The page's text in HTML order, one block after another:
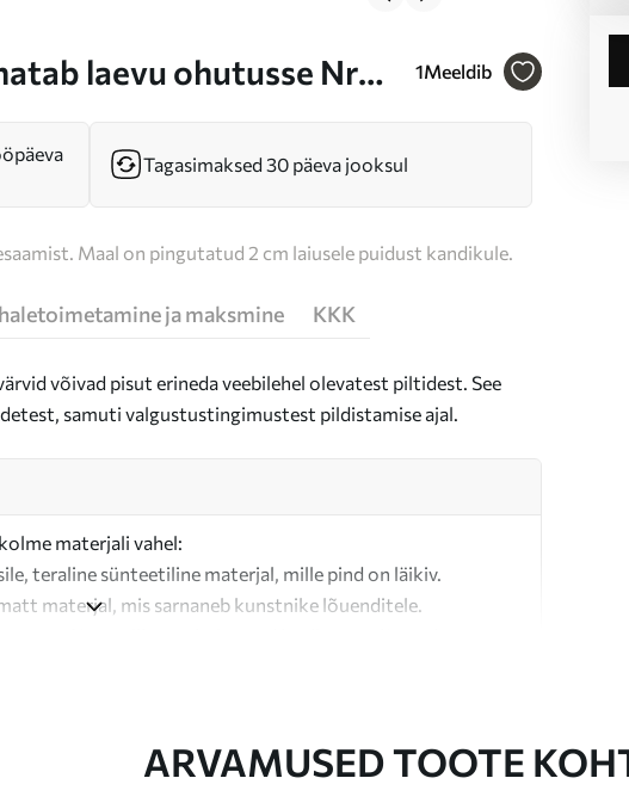
laevu ohutusse Nr
1Meeldib
Tagasimaksed 30 päeva jooksul
Maal on pingutatud 2 cm laiusele puidust kandikule.
ja maksmine KKK
võivad pisut erineda veebilehel olevatest piltidest. See
samuti valgustustingimustest pildistamise ajal.
materjali vahel:
teraline sünteetiline materjal, mille pind on läikiv.
materjal, mis sarnaneb kunstnike lõuenditele.
ARVAMUSED TOOTE